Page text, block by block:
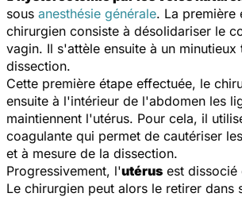
sous anesthésie générale. La première
chirurgien consiste à désolidariser le
vagin. Il s'attèle ensuite à un minutieux
dissection.
Cette première étape effectuée, le
ensuite à l'intérieur de l'abdomen les
maintiennent l'utérus. Pour cela, il
coagulante qui permet de cautériser
et à mesure de la dissection.
Progressivement, l'utérus est dissocié
Le chirurgien peut alors le retirer dans